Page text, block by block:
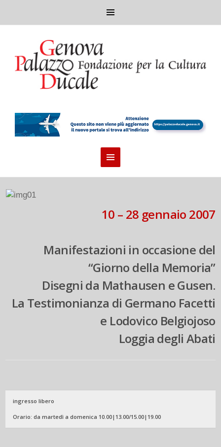
10 – 28 gennaio 2007
Manifestazioni in occasione del
“Giorno della Memoria”
Disegni da Mathausen e Gusen.
La Testimonianza di Germano Facetti
e Lodovico Belgiojoso
Loggia degli Abati
ingresso libero
Orario: da martedì a domenica 10.00|13.00/15.00|19.00